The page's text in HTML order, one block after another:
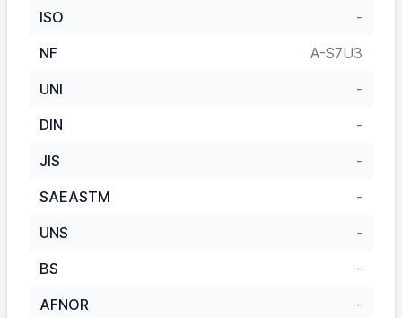
ISO
-
NF
A-S7U3
UNI
-
DIN
-
JIS
-
SAEASTM
-
UNS
-
BS
-
AFNOR
-